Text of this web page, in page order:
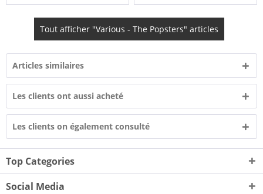
Tout afficher "Various - The Popsters" articles
Articles similaires
Les clients ont aussi acheté
Les clients on également consulté
Top Categories
Social Media